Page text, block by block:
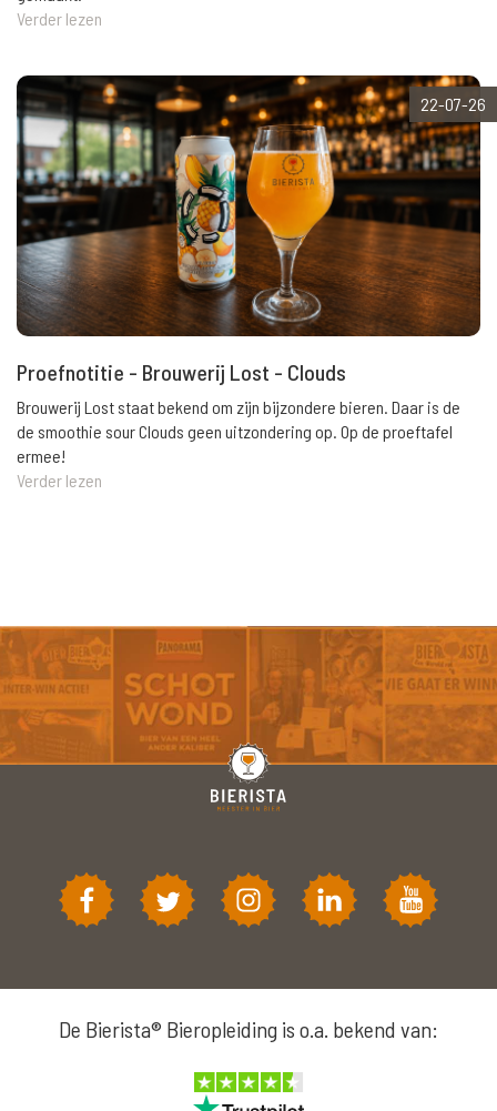
Verder lezen
22-07-26
Proefnotitie - Brouwerij Lost - Clouds
Brouwerij Lost staat bekend om zijn bijzondere bieren. Daar is de
de smoothie sour Clouds geen uitzondering op. Op de proeftafel
ermee!
Verder lezen
De Bierista® Bieropleiding is o.a. bekend van: